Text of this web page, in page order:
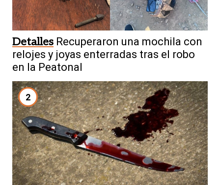
Detalles Recuperaron una mochila con
relojes y joyas enterradas tras el robo
en la Peatonal
2